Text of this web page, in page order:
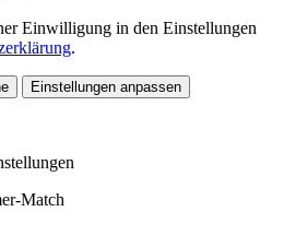
Einwilligung in den Einstellungen
.
Einstellungen anpassen
Match